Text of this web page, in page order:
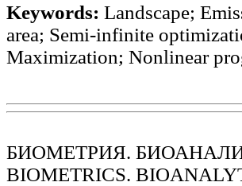
Keywords: Landscape;
area; Semi-infinite
Maximization; Nonlinear
БИОМЕТРИЯ.
BIOMETRICS.